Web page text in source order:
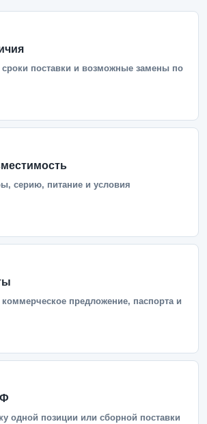
сроки поставки и возможные замены по
серию, питание и условия
коммерческое предложение, паспорта и
одной позиции или сборной поставки